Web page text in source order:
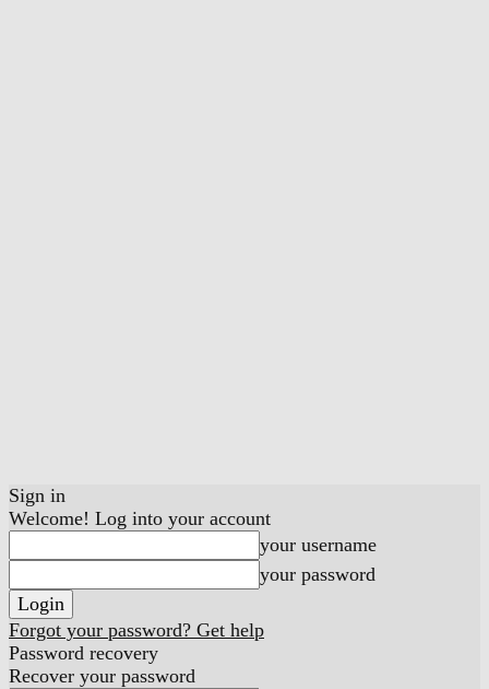
Sign in
Welcome! Log into your account
your username
your password
Forgot your password? Get help
Password recovery
Recover your password